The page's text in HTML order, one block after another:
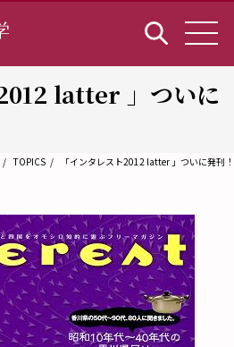
2012 latter 」ついに
TOPICS 「インタレスト2012 latter 」ついに発刊！